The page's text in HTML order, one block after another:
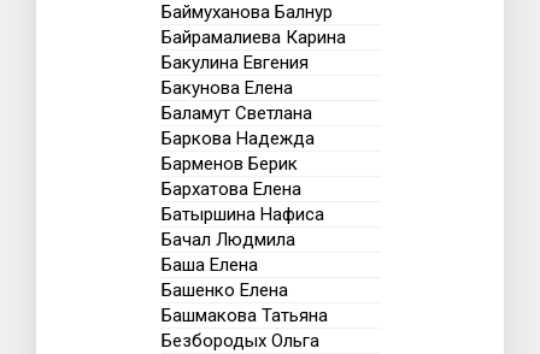
Баймуханова Балнур
Байрамалиева Карина
Бакулина Евгения
Бакунова Елена
Баламут Светлана
Баркова Надежда
Барменов Берик
Бархатова Елена
Батыршина Нафиса
Бачал Людмила
Баша Елена
Башенко Елена
Башмакова Татьяна
Безбородых Ольга